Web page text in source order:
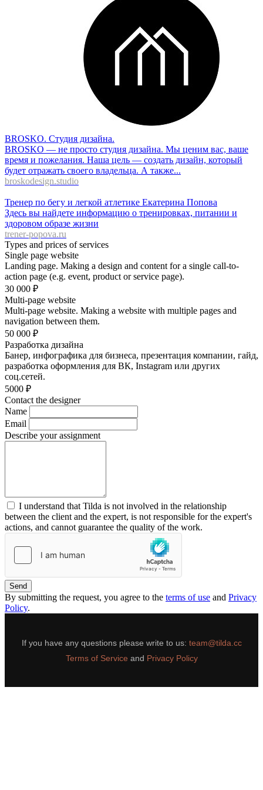
BROSKO. Студия дизайна.
BROSKO — не просто студия дизайна. Мы ценим вас, ваше
время и пожелания. Наша цель — создать дизайн, который
будет отражать своего владельца. А также...
broskodesign.studio
Тренер по бегу и легкой атлетике Екатерина Попова
Здесь вы найдете информацию о тренировках, питании и
здоровом образе жизни
trener-popova.ru
Types and prices of services
Single page website
Landing page. Making a design and content for a single call-to-
action page (e.g. event, product or service page).
30 000 ₽
Multi-page website
Multi-page website. Making a website with multiple pages and
navigation between them.
50 000 ₽
Разработка дизайна
Банер, инфографика для бизнеса, презентация компании, гайд,
разработка оформления для ВК, Instagram или других
соц.сетей.
5000 ₽
Contact the designer
Name
Email
Describe your assignment
I understand that Tilda is not involved in the relationship
between the client and the expert, is not responsible for the expert's
actions, and cannot guarantee the quality of the work.
Send
By submitting the request, you agree to the terms of use and Privacy
Policy.
If you have any questions please write to us: team@tilda.cc
Terms of Service and Privacy Policy